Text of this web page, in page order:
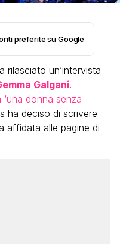
preferite su Google
rilasciato un’intervista
Galgani.
‘una donna senza
ha deciso di scrivere
affidata alle pagine di